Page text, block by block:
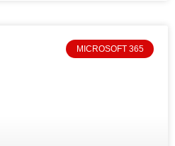
MICROSOFT 365